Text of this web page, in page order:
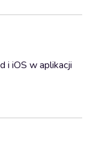
i iOS w aplikacji